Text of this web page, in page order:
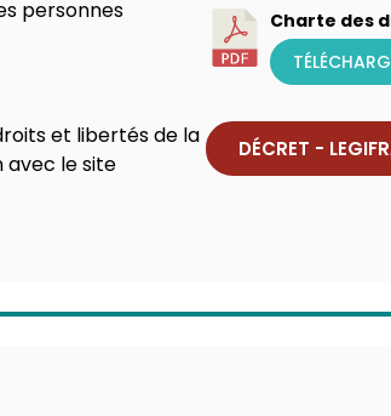
personnes
Charte des
et libertés de la
avec le site
DÉCRET -